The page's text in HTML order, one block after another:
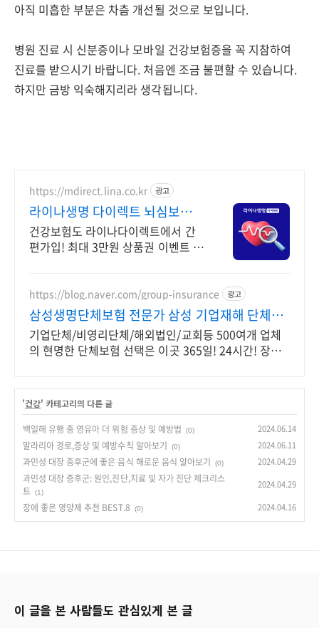
아직 미흡한 부분은 차츰 개선될 것으로 보입니다.
병원 진료 시 신분증이나 모바일 건강보험증을 꼭 지참하여
진료를 받으시기 바랍니다. 처음엔 조금 불편할 수 있습니다.
하지만 금방 익숙해지리라 생각됩니다.
https://mdirect.lina.co.kr 광고
라이나생명 다이렉트 뇌심보험
최대 3만원 상품권 증정
건강보험도 라이나다이렉트에서 간
편가입! 최대 3만원 상품권 이벤트 놓
https://blog.naver.com/group-insurance 광고
삼성생명단체보험 전문가 삼성 기업재해 단체보
장보험
기업단체/비영리단체/해외법인/교회등 500여개 업체
의 현명한 단체보험 선택은 이곳 365일! 24시간! 장소
'건강' 카테고리의 다른 글
백일해 유행 중 영유아 더 위험 증상 및 예방법 (0) 2024.06.14
말라리아 경로,증상 및 예방수칙 알아보기 (0) 2024.06.11
과민성 대장 증후군에 좋은 음식 해로운 음식 알아보기 (0) 2024.04.29
과민성 대장 증후군: 원인,진단,치료 및 자가 진단 체크리스
트
(1)
2024.04.29
장에 좋은 영양제 추천 BEST.8 (0) 2024.04.16
이 글을 본 사람들도 관심있게 본 글